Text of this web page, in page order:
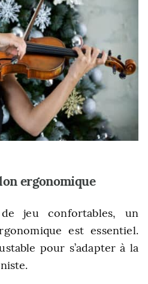
ergonomique
jeu confortables, un
est essentiel.
pour s’adapter à la